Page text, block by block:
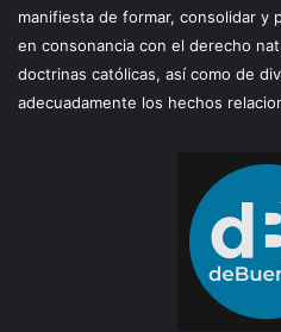
manifiesta de formar, consolidar y
en consonancia con el derecho
doctrinas católicas, así como de
adecuadamente los hechos